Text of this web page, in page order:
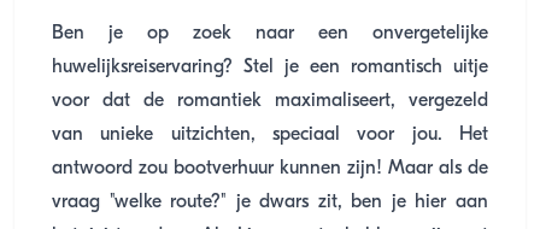
Ben je op zoek naar een onvergetelijke
huwelijksreiservaring? Stel je een romantisch uitje
voor dat de romantiek maximaliseert, vergezeld
van unieke uitzichten, speciaal voor jou. Het
antwoord zou bootverhuur kunnen zijn! Maar als de
vraag "welke route?" je dwars zit, ben je hier aan